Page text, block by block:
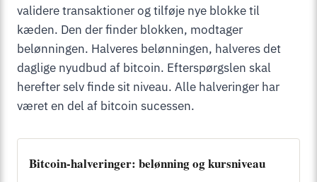
validere transaktioner og tilføje nye blokke til
kæden. Den der finder blokken, modtager
belønningen. Halveres belønningen, halveres det
daglige nyudbud af bitcoin. Efterspørgslen skal
herefter selv finde sit niveau. Alle halveringer har
været en del af bitcoin sucessen.
Bitcoin-halveringer: belønning og kursniveau